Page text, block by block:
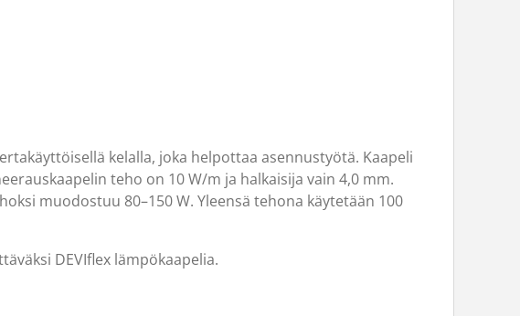
kelalla, joka helpottaa asennustyötä. Kaapeli
teho on 10 W/m ja halkaisija vain 4,0 mm.
muodostuu 80–150 W. Yleensä tehona käytetään 100
DEVIflex lämpökaapelia.